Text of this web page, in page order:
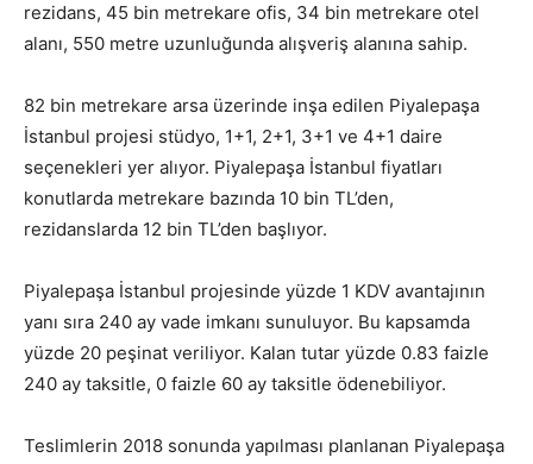
rezidans, 45 bin metrekare ofis, 34 bin metrekare otel
alanı, 550 metre uzunluğunda alışveriş alanına sahip.
82 bin metrekare arsa üzerinde inşa edilen Piyalepaşa
İstanbul projesi stüdyo, 1+1, 2+1, 3+1 ve 4+1 daire
seçenekleri yer alıyor. Piyalepaşa İstanbul fiyatları
konutlarda metrekare bazında 10 bin TL’den,
rezidanslarda 12 bin TL’den başlıyor.
Piyalepaşa İstanbul projesinde yüzde 1 KDV avantajının
yanı sıra 240 ay vade imkanı sunuluyor. Bu kapsamda
yüzde 20 peşinat veriliyor. Kalan tutar yüzde 0.83 faizle
240 ay taksitle, 0 faizle 60 ay taksitle ödenebiliyor.
Teslimlerin 2018 sonunda yapılması planlanan Piyalepaşa